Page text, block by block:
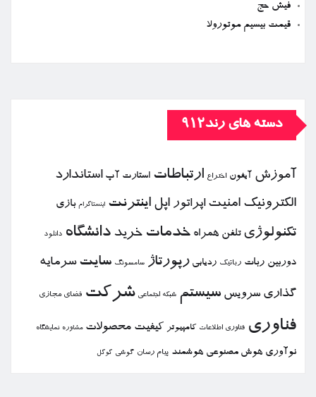
فیش حج
قیمت بیسیم موتورولا
دسته های رند912
آموزش آیفون اختراع ارتباطات استارت آپ استاندارد
الكترونیك امنیت اپراتور اپل اینترنت اینستاگرام بازی
تكنولوژی تلفن همراه خدمات خرید دانشگاه دانلود
دوربین ربات رباتیك ردیابی رپورتاژ سامسونگ سایت سرمایه
گذاری سرویس سیستم شبكه اجتماعی شركت فضای مجازی
فناوری فناوری اطلاعات كامپیوتر كیفیت محصولات مشاوره نمایشگاه
نوآوری هوش مصنوعی هوشمند پیام رسان گوشی گوگل